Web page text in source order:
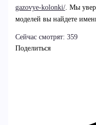
gazovye-kolonki/. Мы
моделей вы найдете
Сейчас смотрят: 359
Поделиться